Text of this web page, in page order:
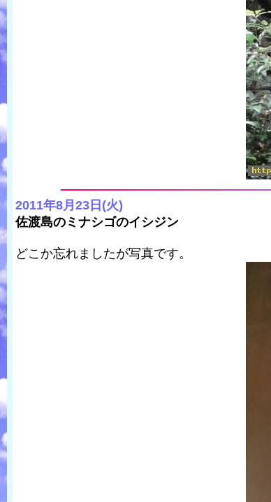
2011年8月23日(火)
佐渡島のミナシゴのイシジン
どこか忘れましたが写真です。